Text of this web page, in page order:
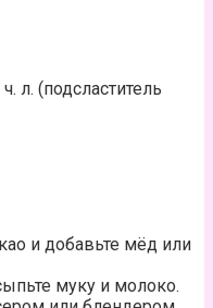
л. (подсластитель
и добавьте мёд или
муку и молоко.